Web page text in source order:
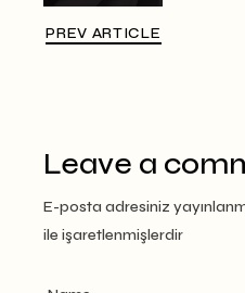
PREV ARTICLE
Leave a
E-posta adresiniz
ile işaretlenmişlerdir